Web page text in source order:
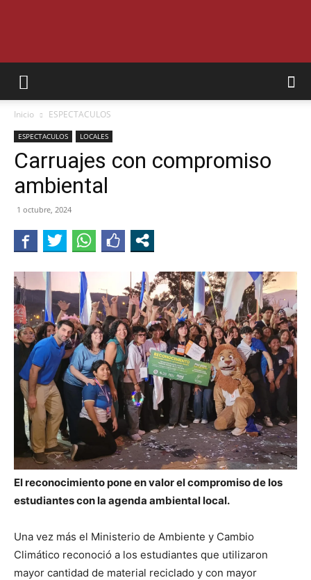
SEMANARIO
Inicio ESPECTACULOS
ESPECTACULOS LOCALES
Carruajes con compromiso
ambiental
1 octubre, 2024
El reconocimiento pone en valor el compromiso de los
estudiantes con la agenda ambiental local.
Una vez más el Ministerio de Ambiente y Cambio
Climático reconoció a los estudiantes que utilizaron
mayor cantidad de material reciclado y con mayor